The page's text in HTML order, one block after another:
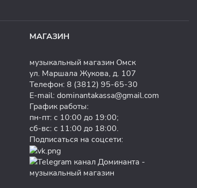
МАГАЗИН
музыкальный магазин Омск
ул. Маршала Жукова, д. 107
Телефон: 8 (3812) 95-65-30
E-mail: dominantakassa@gmail.com
График работы:
пн-пт: с 10:00 до 19:00;
сб-вс: с 11:00 до 18:00.
Подписаться на соцсети: